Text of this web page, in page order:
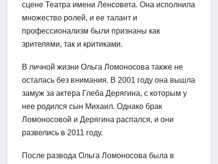
сцене Театра имени Ленсовета. Она исполнила
множество ролей, и ее талант и
профессионализм были признаны как
зрителями, так и критиками.
В личной жизни Ольга Ломоносова также не
осталась без внимания. В 2001 году она вышла
замуж за актера Глеба Дерягина, с которым у
нее родился сын Михаил. Однако брак
Ломоносовой и Дерягина распался, и они
развелись в 2011 году.
После развода Ольга Ломоносова была в